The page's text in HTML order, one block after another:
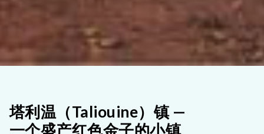
塔利温（Taliouine）镇 —
一个盛产红色金子的小镇